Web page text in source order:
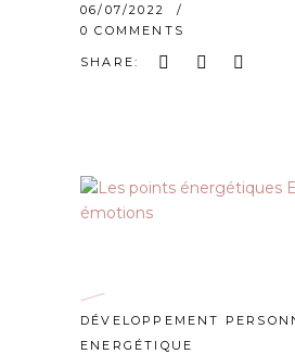
06/07/2022
0 COMMENTS
SHARE:
DÉVELOPPEMENT
ENERGÉTIQUE